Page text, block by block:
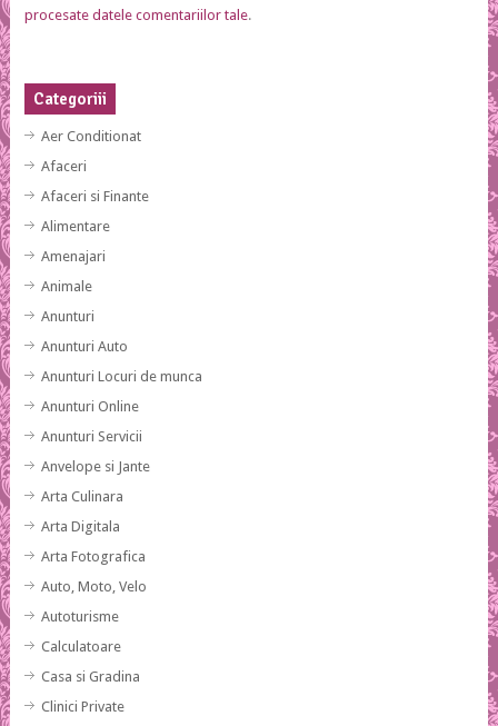
procesate datele comentariilor tale.
Categoriii
Aer Conditionat
Afaceri
Afaceri si Finante
Alimentare
Amenajari
Animale
Anunturi
Anunturi Auto
Anunturi Locuri de munca
Anunturi Online
Anunturi Servicii
Anvelope si Jante
Arta Culinara
Arta Digitala
Arta Fotografica
Auto, Moto, Velo
Autoturisme
Calculatoare
Casa si Gradina
Clinici Private